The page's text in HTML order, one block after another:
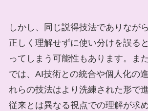
しかし、同じ説得技法でありなが
正しく理解せずに使い分けを誤る
ってしまう可能性もあります。ま
では、AI技術との統合や個人化の
れらの技法はより洗練された形で
従来とは異なる視点での理解が求